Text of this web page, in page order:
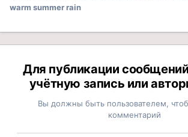
warm summer rain
Для публикации
учётную запись или
Вы должны быть пользователем,
комментарий